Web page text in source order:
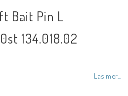
Bait Pin L
134.018.02
Läs mer...